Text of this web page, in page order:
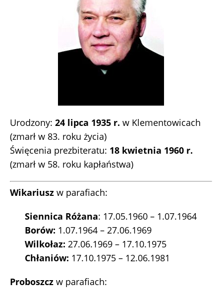
Urodzony: 24 lipca 1935 r. w Klementowicach
(zmarł w 83. roku życia)
Święcenia prezbiteratu: 18 kwietnia 1960 r.
(zmarł w 58. roku kapłaństwa)
Wikariusz w parafiach:
Siennica Różana: 17.05.1960 – 1.07.1964
Borów: 1.07.1964 – 27.06.1969
Wilkołaz: 27.06.1969 – 17.10.1975
Chłaniów: 17.10.1975 – 12.06.1981
Proboszcz w parafiach: